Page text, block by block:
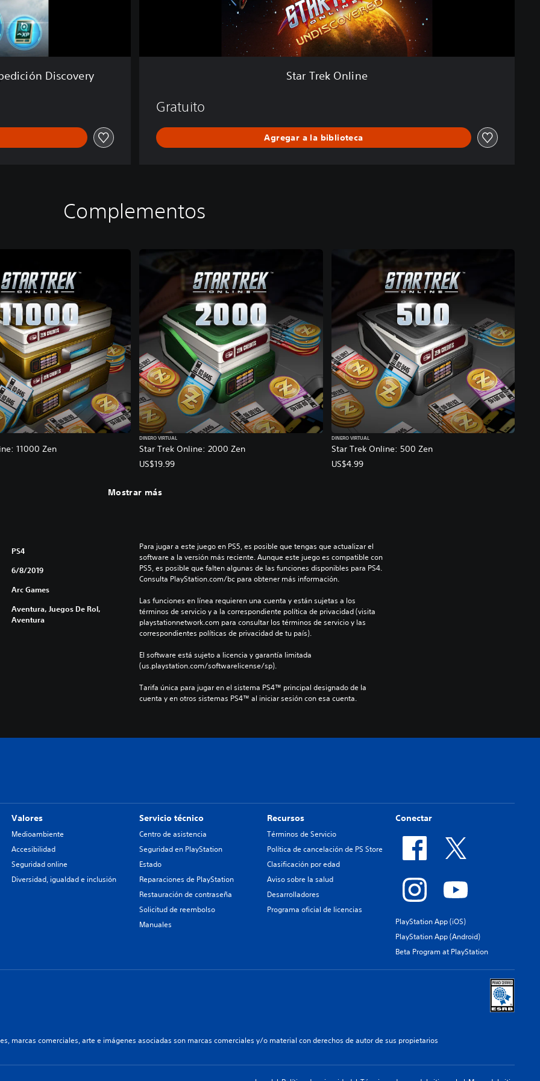
Discovery Star Trek Online
Gratuito
Agregar a la biblioteca
Complementos
11000 Zen Star Trek Online: 2000 Zen
DINERO VIRTUAL
US$19.99
Star Trek Online: 500 Zen
DINERO VIRTUAL
US$4.99
Mostrar más
PS4
6/8/2019
Arc Games
Aventura, Juegos De Rol,
Aventura
Para jugar a este juego en PS5, es posible que tengas que actualizar el
software a la versión más reciente. Aunque este juego es compatible con
PS5, es posible que falten algunas de las funciones disponibles para PS4.
Consulta PlayStation.com/bc para obtener más información.
Las funciones en línea requieren una cuenta y están sujetas a los
términos de servicio y a la correspondiente política de privacidad (visita
playstationnetwork.com para consultar los términos de servicio y las
correspondientes políticas de privacidad de tu país).
El software está sujeto a licencia y garantía limitada
(us.playstation.com/softwarelicense/sp).
Tarifa única para jugar en el sistema PS4™ principal designado de la
cuenta y en otros sistemas PS4™ al iniciar sesión con esa cuenta.
Valores
Medioambiente
Accesibilidad
Seguridad online
Diversidad, igualdad e inclusión
Servicio técnico
Centro de asistencia
Seguridad en PlayStation
Estado
Reparaciones de PlayStation
Restauración de contraseña
Solicitud de reembolso
Manuales
Recursos
Términos de Servicio
Política de cancelación de PS Store
Clasificación por edad
Aviso sobre la salud
Desarrolladores
Programa oficial de licencias
Conectar
PlayStation App (iOS)
PlayStation App (Android)
Beta Program at PlayStation
marcas comerciales, arte e imágenes asociadas son marcas comerciales y/o material con derechos de autor de sus propietarios